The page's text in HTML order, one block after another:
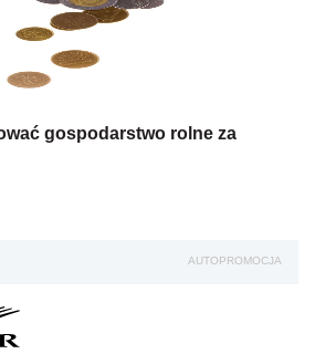
gospodarstwo rolne za
AUTOPROMOCJA